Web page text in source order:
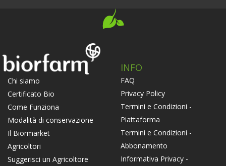
Chi siamo
Certificato Bio
Come Funziona
Modalità di conservazione
Il Biormarket
Agricoltori
Suggerisci un Agricoltore
INFO
FAQ
Privacy Policy
Termini e Condizioni -
Piattaforma
Termini e Condizioni -
Abbonamento
Informativa Privacy -